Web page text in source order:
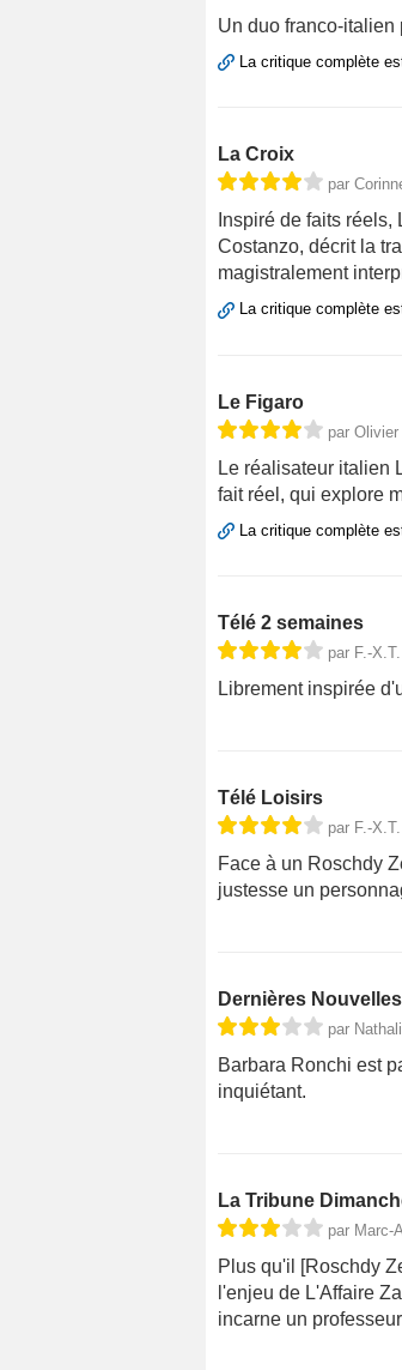
Un duo franco-
La critique complète
La Croix
par
Inspiré de faits
Costanzo, décrit la
magistralement
La critique complète
Le Figaro
par
Le réalisateur italien
fait réel, qui explore
La critique complète
Télé 2 semaines
par F.-X.T.
Librement inspirée
Télé Loisirs
par F.-X.T.
Face à un Roschdy
justesse un
Dernières
par
Barbara Ronchi est
inquiétant.
La Tribune
par Marc-
Plus qu'il [Roschdy
l'enjeu de L'Affaire
incarne un